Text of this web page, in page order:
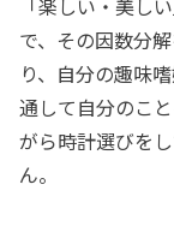
で、その因数分
り、自分の趣味
通して自分のこ
がら時計選びを
ん。